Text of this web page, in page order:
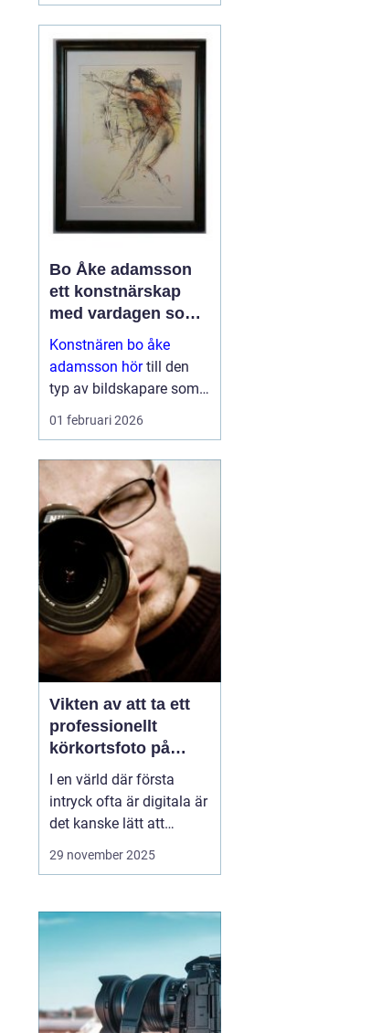
kunstneriske portretter
og reklamebilder til
landbruksfoto og
dokumentasjon av
forskning. Når bedrifter,
Bo Åke adamsson
ett konstnärskap
med vardagen som
scen
Konstnären bo åke
adamsson hörtill den
typ av bildskapare som
ofta upptäcks av en
galleriutställning eller
bland hundratals namn i
en webbutik. När blicken
väl fastnar st...
01 februari 2026
Vikten av att ta ett
professionellt
körkortsfoto på
Östermalm
I en värld där första
intryck ofta är digitala är
det kanske lätt att
glömma bort vikten av
en viktig del av vår
identitet. Ett k&o...
29 november 2025